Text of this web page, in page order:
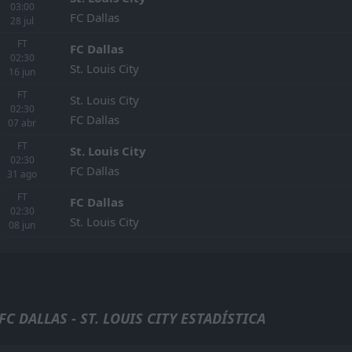
03:00
28 jul
FC Dallas
FT
02:30
16 jun
FC Dallas
St. Louis City
FT
02:30
07 abr
St. Louis City
FC Dallas
FT
02:30
31 ago
St. Louis City
FC Dallas
FT
02:30
08 jun
FC Dallas
St. Louis City
DALLAS - ST. LOUIS CITY ESTADÍSTICA